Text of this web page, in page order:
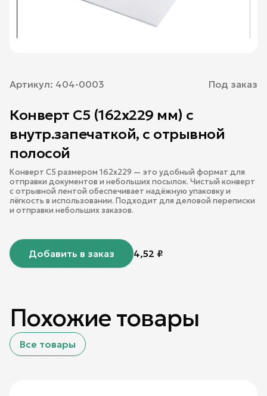
Артикул: 404-0003 Под заказ
Конверт С5 (162х229 мм) с
внутр.запечаткой, с отрывной
полосой
Конверт С5 размером 162x229 — это удобный формат для
отправки документов и небольших посылок. Чистый конверт
с отрывной лентой обеспечивает надёжную упаковку и
лёгкость в использовании. Подходит для деловой переписки
и отправки небольших заказов.
Добавить в заказ 4,52 ₽
Похожие товары
Все товары